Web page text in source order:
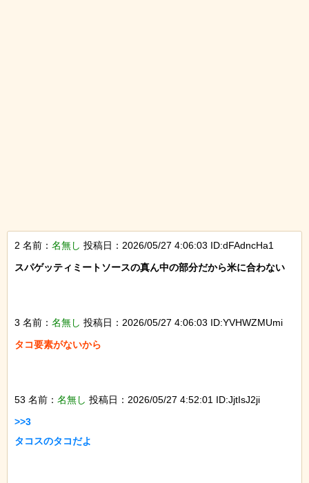
2 名前： 名無し 投稿日：2026/05/27 4:06:03 ID:dFAdncHa1
スパゲッティミートソースの真ん中の部分だから米に合わない
3 名前： 名無し 投稿日：2026/05/27 4:06:03 ID:YVHWZMUmi
タコ要素がないから
53 名前： 名無し 投稿日：2026/05/27 4:52:01 ID:JjtIsJ2ji
>>3
タコスのタコだよ